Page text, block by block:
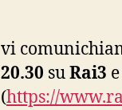
vi
20.30 suRai3
(https://